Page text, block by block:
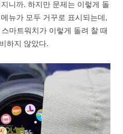
니까. 하지만 문제는 이렇게 돌
뉴가 모두 거꾸로 표시되는데,
마트워치가 이렇게 돌려 찰 때
하지 않았다.